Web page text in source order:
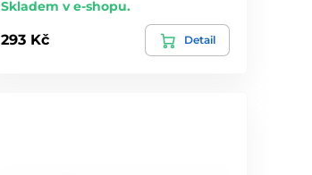
Skladem v e-shopu.
293 Kč Detail